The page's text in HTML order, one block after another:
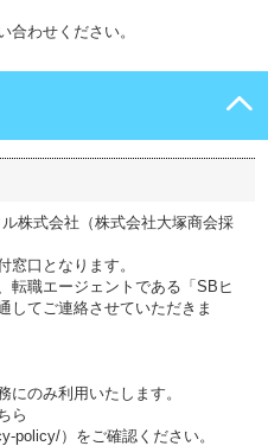
わせください。
株式会社（株式会社大塚商会採
口となります。
転職エージェントである「SBヒ
してご連絡させていただきま
のみ利用いたします。
ら
policy/）をご確認ください。